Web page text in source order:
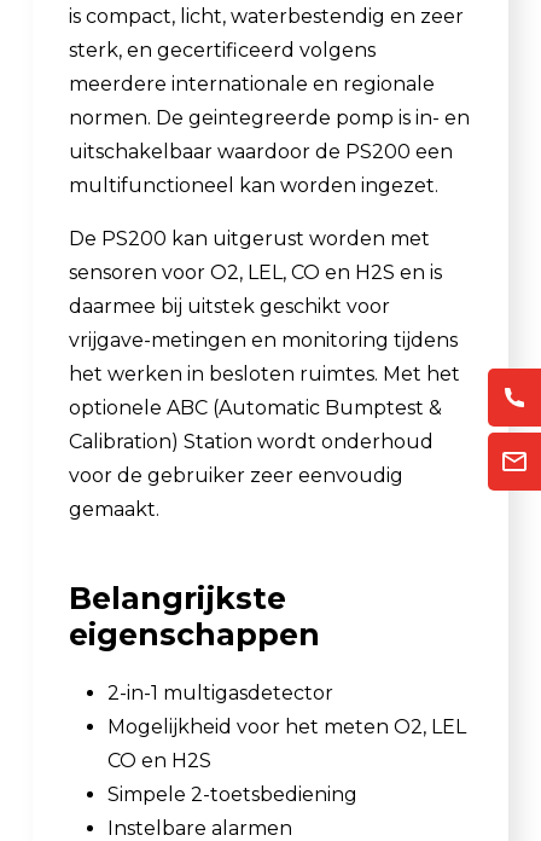
is compact, licht, waterbestendig en zeer
sterk, en gecertificeerd volgens
meerdere internationale en regionale
normen. De geintegreerde pomp is in- en
uitschakelbaar waardoor de PS200 een
multifunctioneel kan worden ingezet.
De PS200 kan uitgerust worden met
sensoren voor O2, LEL, CO en H2S en is
daarmee bij uitstek geschikt voor
vrijgave-metingen en monitoring tijdens
het werken in besloten ruimtes. Met het
optionele ABC (Automatic Bumptest &
Calibration) Station wordt onderhoud
voor de gebruiker zeer eenvoudig
gemaakt.
Belangrijkste
eigenschappen
2-in-1 multigasdetector
Mogelijkheid voor het meten O2, LEL
CO en H2S
Simpele 2-toetsbediening
Instelbare alarmen